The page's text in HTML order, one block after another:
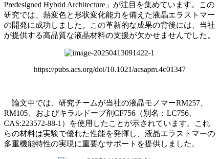
Predesigned Hybrid Architecture」が注目を集めています。この
研究では、熱変色と形状変化能力を備えた液晶エラストマー
の開発に成功しました。この革新的な成果の背後には、当社
が提供する高品質な液晶材料の支援が欠かせませんでした。
https://pubs.acs.org/doi/10.1021/acsapm.4c01347
論文中では、研究チームが当社の液晶モノマーRM257、
RM105、およびキラルドープ剤CF756（別名：LC756、
CAS:223572-88-1）を使用したことが示されています。これ
らの材料は実験で優れた性能を発揮し、液晶エラストマーの
多重機能特性の実現に重要なサポートを提供しました。